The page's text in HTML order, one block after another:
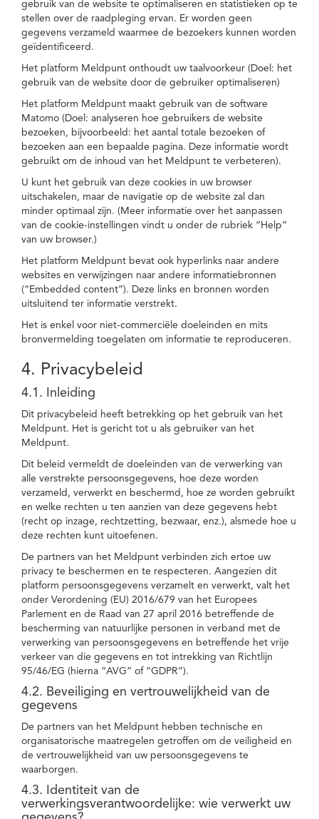
gebruik van de website te optimaliseren en statistieken op te
stellen over de raadpleging ervan. Er worden geen
gegevens verzameld waarmee de bezoekers kunnen worden
geïdentificeerd.
Het platform Meldpunt onthoudt uw taalvoorkeur (Doel: het
gebruik van de website door de gebruiker optimaliseren)
Het platform Meldpunt maakt gebruik van de software
Matomo (Doel: analyseren hoe gebruikers de website
bezoeken, bijvoorbeeld: het aantal totale bezoeken of
bezoeken aan een bepaalde pagina. Deze informatie wordt
gebruikt om de inhoud van het Meldpunt te verbeteren).
U kunt het gebruik van deze cookies in uw browser
uitschakelen, maar de navigatie op de website zal dan
minder optimaal zijn. (Meer informatie over het aanpassen
van de cookie-instellingen vindt u onder de rubriek “Help”
van uw browser.)
Het platform Meldpunt bevat ook hyperlinks naar andere
websites en verwijzingen naar andere informatiebronnen
(“Embedded content”). Deze links en bronnen worden
uitsluitend ter informatie verstrekt.
Het is enkel voor niet-commerciële doeleinden en mits
bronvermelding toegelaten om informatie te reproduceren.
4. Privacybeleid
4.1. Inleiding
Dit privacybeleid heeft betrekking op het gebruik van het
Meldpunt. Het is gericht tot u als gebruiker van het
Meldpunt.
Dit beleid vermeldt de doeleinden van de verwerking van
alle verstrekte persoonsgegevens, hoe deze worden
verzameld, verwerkt en beschermd, hoe ze worden gebruikt
en welke rechten u ten aanzien van deze gegevens hebt
(recht op inzage, rechtzetting, bezwaar, enz.), alsmede hoe u
deze rechten kunt uitoefenen.
De partners van het Meldpunt verbinden zich ertoe uw
privacy te beschermen en te respecteren. Aangezien dit
platform persoonsgegevens verzamelt en verwerkt, valt het
onder Verordening (EU) 2016/679 van het Europees
Parlement en de Raad van 27 april 2016 betreffende de
bescherming van natuurlijke personen in verband met de
verwerking van persoonsgegevens en betreffende het vrije
verkeer van die gegevens en tot intrekking van Richtlijn
95/46/EG (hierna “AVG” of “GDPR”).
4.2. Beveiliging en vertrouwelijkheid van de
gegevens
De partners van het Meldpunt hebben technische en
organisatorische maatregelen getroffen om de veiligheid en
de vertrouwelijkheid van uw persoonsgegevens te
waarborgen.
4.3. Identiteit van de
verwerkingsverantwoordelijke: wie verwerkt uw